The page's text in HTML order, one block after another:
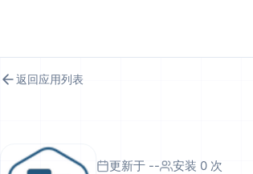
返回应用列表
更新于 -- 安装 0 次